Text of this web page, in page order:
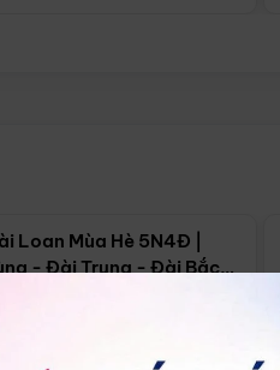
Loan Mùa Hè 5N4Đ |
- Đài Trung - Đài Bắc